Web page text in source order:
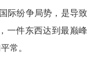
际纷争局势，是导致
一件东西达到最巅峰
常。